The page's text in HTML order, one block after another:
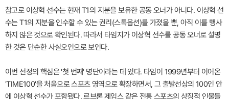
참고로 이상혁 선수는 현재 T1의 지분을 보유한 공동 오너가 아니다. 이상혁 선
수는 T1의 지분을 인수할 수 있는 권리(스톡옵션)를 가졌을 뿐, 아직 이를 행사
하지 않은 것으로 확인된다. 따라서 타임지가 이상혁 선수를 공동 오너로 설명
한 것은 단순한 사실오인으로 보인다.
이번 선정의 핵심은 '첫 번째' 명단이라는 데 있다. 타임이 1999년부터 이어온
'TIME100'을 처음으로 스포츠 영역으로 확장하면서, 그 출발선상의 100인 안
에 이상혁 선수가 포함됐다. 르브론 제임스 같은 전통 스포츠의 상징적 인물들